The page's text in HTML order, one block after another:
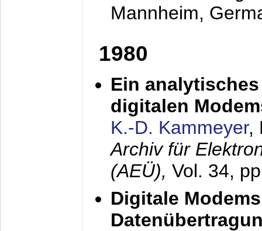
Mannheim,
1980
Ein
digitalen
K.-D. Kammeyer,
Archiv für
(AEÜ), Vol. 34,
Digitale